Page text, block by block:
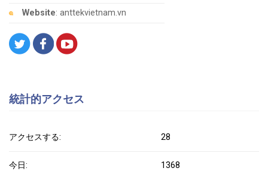
Website: anttekvietnam.vn
統計的アクセス
アクセスする: 28
今日: 1368